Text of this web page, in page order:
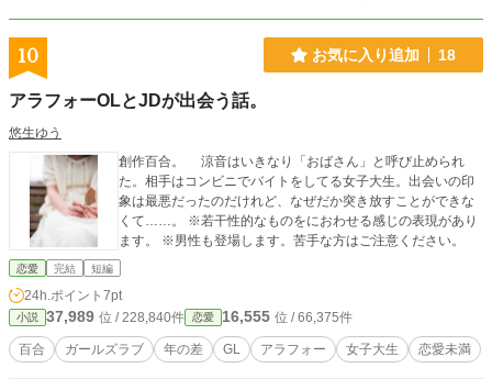
10 お気に入り追加 18
アラフォーOLとJDが出会う話。
悠生ゆう
創作百合。 涼音はいきなり「おばさん」と呼び止められ
た。相手はコンビニでバイトをしてる女子大生。出会いの印
象は最悪だったのだけれど、なぜだか突き放すことができな
くて……。 ※若干性的なものをにおわせる感じの表現があり
ます。 ※男性も登場します。苦手な方はご注意ください。
恋愛 完結 短編
24h.ポイント 7pt
小説 37,989 位 / 228,840件 恋愛 16,555 位 / 66,375件
百合 ガールズラブ 年の差 GL アラフォー 女子大生 恋愛未満